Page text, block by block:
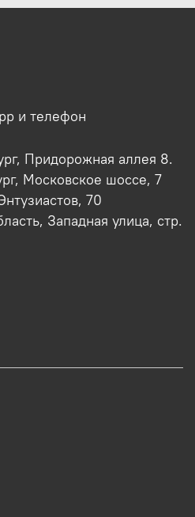
и телефон
Придорожная аллея 8.
Московское шоссе, 7
70
Западная улица, стр.